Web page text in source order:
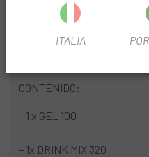
Maurten TRY OUT BOX
productos estrella para
CONTENIDO:
– 1 x GEL 100
– 1x DRINK MIX 320
ITALIA